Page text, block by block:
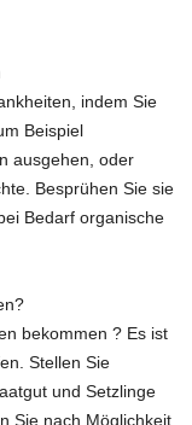
indem Sie
Beispiel
ausgehen, oder
Besprühen Sie sie
Bedarf organische
bekommen ? Es ist
Stellen Sie
und Setzlinge
Sie nach Möglichkeit